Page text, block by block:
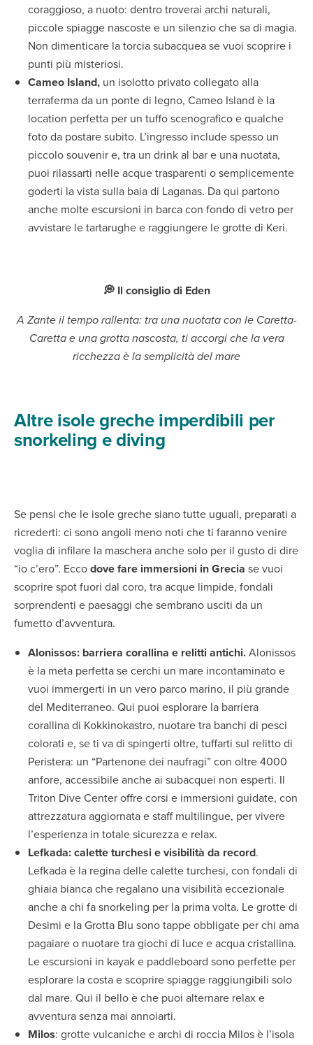
coraggioso, a nuoto: dentro troverai archi naturali,
piccole spiagge nascoste e un silenzio che sa di magia.
Non dimenticare la torcia subacquea se vuoi scoprire i
punti più misteriosi.
Cameo Island, un isolotto privato collegato alla
terraferma da un ponte di legno, Cameo Island è la
location perfetta per un tuffo scenografico e qualche
foto da postare subito. L’ingresso include spesso un
piccolo souvenir e, tra un drink al bar e una nuotata,
puoi rilassarti nelle acque trasparenti o semplicemente
goderti la vista sulla baia di Laganas. Da qui partono
anche molte escursioni in barca con fondo di vetro per
avvistare le tartarughe e raggiungere le grotte di Keri.
💭 Il consiglio di Eden
A Zante il tempo rallenta: tra una nuotata con le Caretta-
Caretta e una grotta nascosta, ti accorgi che la vera
ricchezza è la semplicità del mare
Altre isole greche imperdibili per
snorkeling e diving
Se pensi che le isole greche siano tutte uguali, preparati a
ricrederti: ci sono angoli meno noti che ti faranno venire
voglia di infilare la maschera anche solo per il gusto di dire
“io c’ero”. Eccodove fare immersioni in Grecia se vuoi
scoprire spot fuori dal coro, tra acque limpide, fondali
sorprendenti e paesaggi che sembrano usciti da un
fumetto d’avventura.
Alonissos: barriera corallina e relitti antichi.Alonissos
è la meta perfetta se cerchi un mare incontaminato e
vuoi immergerti in un vero parco marino, il più grande
del Mediterraneo. Qui puoi esplorare la barriera
corallina di Kokkinokastro, nuotare tra banchi di pesci
colorati e, se ti va di spingerti oltre, tuffarti sul relitto di
Peristera: un “Partenone dei naufragi” con oltre 4000
anfore, accessibile anche ai subacquei non esperti. Il
Triton Dive Center offre corsi e immersioni guidate, con
attrezzatura aggiornata e staff multilingue, per vivere
l’esperienza in totale sicurezza e relax.
Lefkada: calette turchesi e visibilità da record.
Lefkada è la regina delle calette turchesi, con fondali di
ghiaia bianca che regalano una visibilità eccezionale
anche a chi fa snorkeling per la prima volta. Le grotte di
Desimi e la Grotta Blu sono tappe obbligate per chi ama
pagaiare o nuotare tra giochi di luce e acqua cristallina.
Le escursioni in kayak e paddleboard sono perfette per
esplorare la costa e scoprire spiagge raggiungibili solo
dal mare. Qui il bello è che puoi alternare relax e
avventura senza mai annoiarti.
Milos: grotte vulcaniche e archi di roccia Milos è l’isola